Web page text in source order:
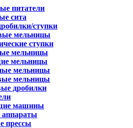
питатели
сита
ступки
мельницы
ступки
мельницы
мельницы
мельницы
мельницы
дробилки
машины
прессы